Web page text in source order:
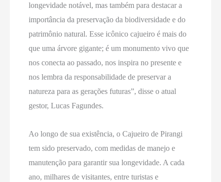
longevidade notável, mas também para destacar a
importância da preservação da biodiversidade e do
patrimônio natural. Esse icônico cajueiro é mais do
que uma árvore gigante; é um monumento vivo que
nos conecta ao passado, nos inspira no presente e
nos lembra da responsabilidade de preservar a
natureza para as gerações futuras”, disse o atual
gestor, Lucas Fagundes.
Ao longo de sua existência, o Cajueiro de Pirangi
tem sido preservado, com medidas de manejo e
manutenção para garantir sua longevidade. A cada
ano, milhares de visitantes, entre turistas e